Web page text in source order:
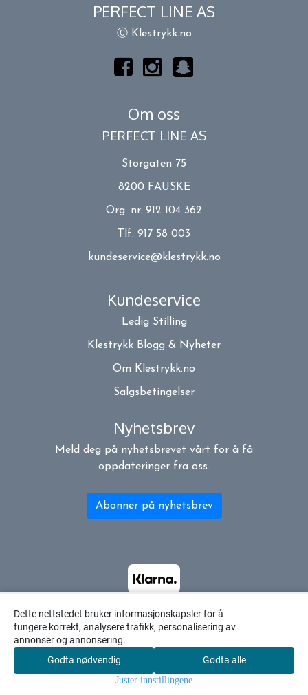
PERFECT LINE AS
Ⓒ Klestrykk.no
Om oss
PERFECT LINE AS
Storgaten 75
8200 FAUSKE
Org. nr. 912 104 362
Tlf: 917 58 003
kundeservice@klestrykk.no
Kundeservice
Ledig Stilling
Klestrykk Blogg & Nyheter
Om Klestrykk.no
Salgsbetingelser
Nyhetsbrev
Meld deg på nyhetsbrevet vårt for å få
oppdateringer fra oss.
Abonner på nyhetsbrev
Dette nettstedet bruker informasjonskapsler for å
fungere korrekt, analysere trafikk, personalisering av
annonser og annonsering.
Godta nødvendig
Godta alle
Juster innstillingene